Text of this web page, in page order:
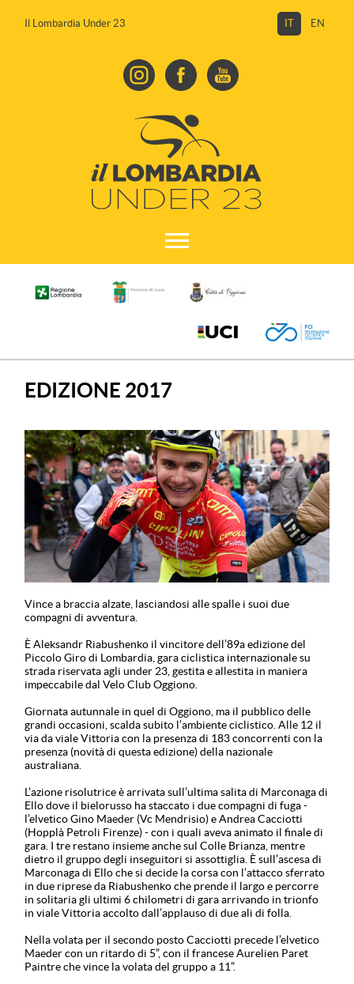
Il Lombardia Under 23 IT EN
EDIZIONE 2017
Vince a braccia alzate, lasciandosi alle spalle i suoi due
compagni di avventura.
È Aleksandr Riabushenko il vincitore dell’89a edizione del
Piccolo Giro di Lombardia, gara ciclistica internazionale su
strada riservata agli under 23, gestita e allestita in maniera
impeccabile dal Velo Club Oggiono.
Giornata autunnale in quel di Oggiono, ma il pubblico delle
grandi occasioni, scalda subito l’ambiente ciclistico. Alle 12 il
via da viale Vittoria con la presenza di 183 concorrenti con la
presenza (novità di questa edizione) della nazionale
australiana.
L’azione risolutrice è arrivata sull’ultima salita di Marconaga di
Ello dove il bielorusso ha staccato i due compagni di fuga -
l’elvetico Gino Maeder (Vc Mendrisio) e Andrea Cacciotti
(Hopplà Petroli Firenze) - con i quali aveva animato il finale di
gara. I tre restano insieme anche sul Colle Brianza, mentre
dietro il gruppo degli inseguitori si assottiglia. È sull’ascesa di
Marconaga di Ello che si decide la corsa con l’attacco sferrato
in due riprese da Riabushenko che prende il largo e percorre
in solitaria gli ultimi 6 chilometri di gara arrivando in trionfo
in viale Vittoria accolto dall’applauso di due ali di folla.
Nella volata per il secondo posto Cacciotti precede l’elvetico
Maeder con un ritardo di 5”, con il francese Aurelien Paret
Paintre che vince la volata del gruppo a 11”.